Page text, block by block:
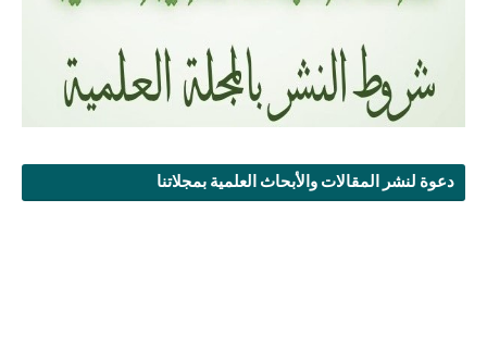
دعوة لنشر المقالات والأبحاث العلمية بمجلاتنا